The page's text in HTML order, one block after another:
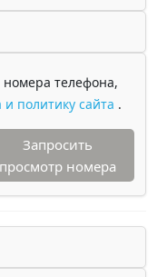
телефона,
политику сайта .
Запросить
просмотр номера